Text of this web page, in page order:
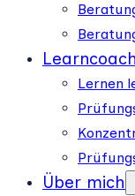
Lernen
Über mich